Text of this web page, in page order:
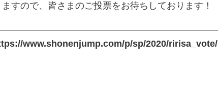
すので、皆さまのご投票をお待ちしております！
www.shonenjump.com/p/sp/2020/ririsa_vote/